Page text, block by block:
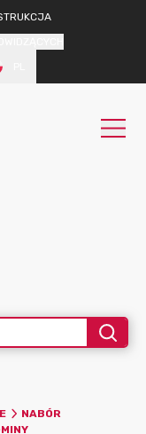
NABÓR